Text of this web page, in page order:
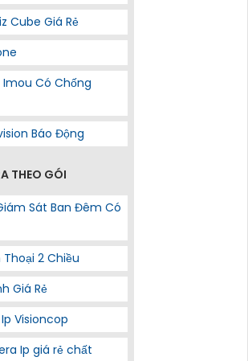
Cube Giá Rẻ
Có Chống
Báo Động
THEO GÓI
Sát Ban Đêm Có
2 Chiều
Giá Rẻ
Visioncop
Ip giá rẻ chất